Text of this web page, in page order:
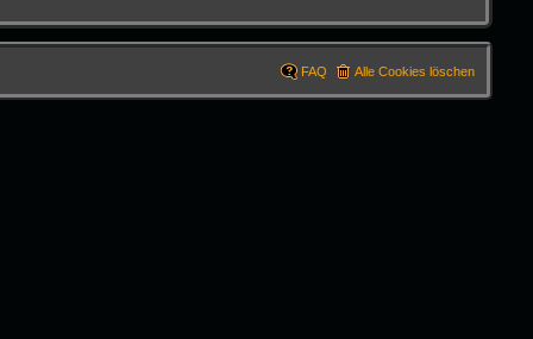
Alle Cookies löschen
FAQ